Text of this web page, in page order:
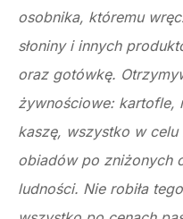
osobnika, któremu
słoniny i innych
oraz gotówkę.
żywnościowe: kartofle,
kaszę, wszystko w
obiadów po zniżonych
ludności. Nie robiła